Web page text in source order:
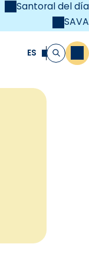
Santoral del día
SAVA
ES Buscar